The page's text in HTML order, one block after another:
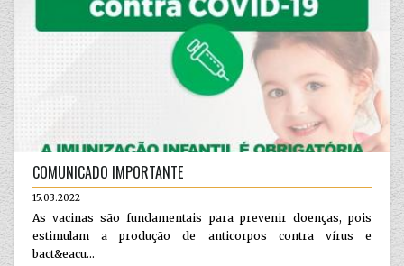
COMUNICADO IMPORTANTE
15.03.2022
As vacinas são fundamentais para prevenir doenças, pois
estimulam a produção de anticorpos contra vírus e
bact&eacu...